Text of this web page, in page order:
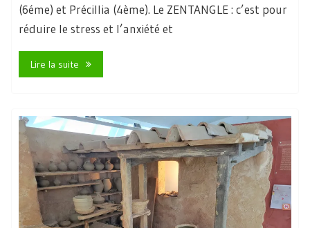
(6éme) et Précillia (4ème). Le ZENTANGLE : c’est pour
réduire le stress et l’anxiété et
Lire la suite